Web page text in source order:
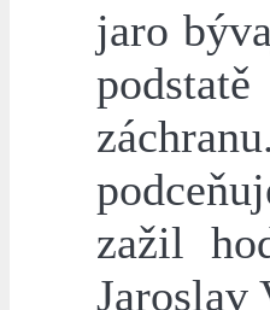
jaro
zažil
Jaroslav